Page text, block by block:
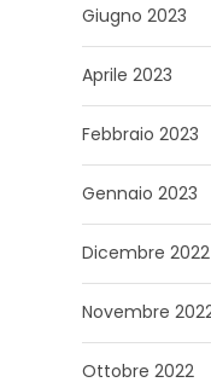
Giugno 2023
Aprile 2023
Febbraio 2023
Gennaio 2023
Dicembre 2022
Novembre
Ottobre 2022